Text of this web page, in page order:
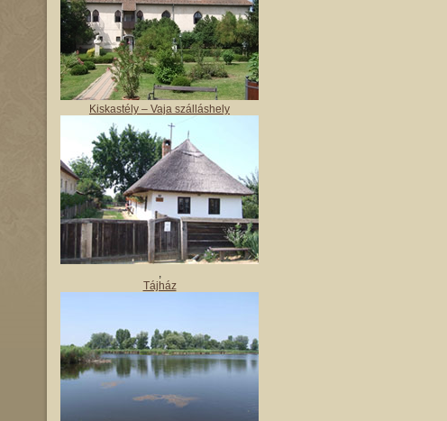
Kiskastély – Vaja szálláshely
,
Tájház